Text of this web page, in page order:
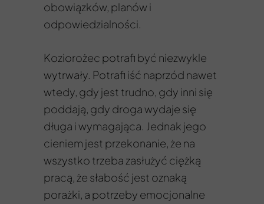
obowiązków, planów i
odpowiedzialności.
Koziorożec potrafi być niezwykle
wytrwały. Potrafi iść naprzód nawet
wtedy, gdy jest trudno, gdy inni się
poddają, gdy droga wydaje się
długa i wymagająca. Jednak jego
cieniem jest przekonanie, że na
wszystko trzeba zasłużyć ciężką
pracą, że słabość jest oznaką
porażki, a potrzeby emocjonalne